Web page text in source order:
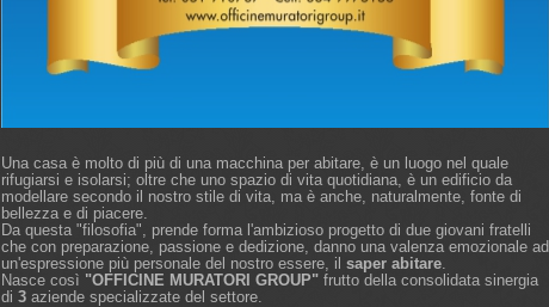
Una casa è molto di più di una macchina per abitare, è un luogo nel quale
rifugiarsi e isolarsi; oltre che uno spazio di vita quotidiana, è un edificio da
modellare secondo il nostro stile di vita, ma è anche, naturalmente, fonte di
bellezza e di piacere.
Da questa "filosofia", prende forma l'ambizioso progetto di due giovani fratelli
che con preparazione, passione e dedizione, danno una valenza emozionale ad
un'espressione più personale del nostro essere, ilsaper abitare.
Nasce così "OFFICINE MURATORI GROUP" frutto della consolidata sinergia
di3 aziende specializzate del settore.